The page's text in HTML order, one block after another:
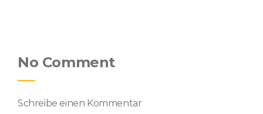
No Comment
Schreibe einen Kommentar